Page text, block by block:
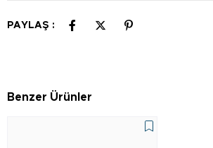
PAYLAŞ :
Benzer Ürünler